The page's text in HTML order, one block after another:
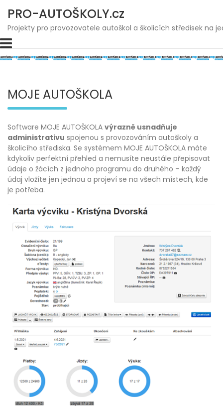
content
PRO-AUTOŠKOLY.cz
Projekty pro provozovatele autoškol a školicích středisek na
MOJE AUTOŠKOLA
Software MOJE AUTOŠKOLA výrazně usnadňuje
administrativu spojenou s provozováním autoškoly a
školicího střediska. Se systémem MOJE AUTOŠKOLA máte
kdykoliv perfektní přehled a nemusíte neustále přepisovat
údaje o žácích z jednoho programu do druhého – každý
údaj vložíte jen jednou a projeví se na všech místech, kde
je potřeba.